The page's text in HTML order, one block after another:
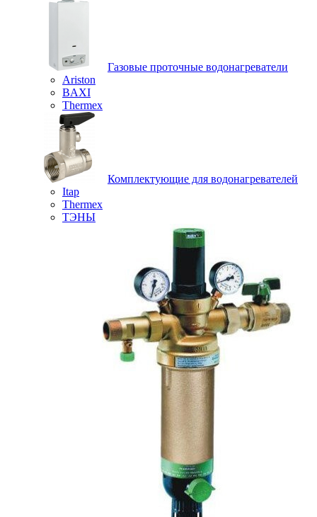
Газовые проточные водонагреватели
Ariston
BAXI
Thermex
Комплектующие для водонагревателей
Itap
Thermex
ТЭНЫ